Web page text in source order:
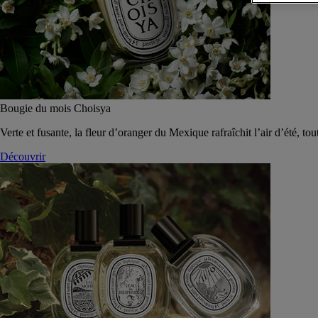
Bougie du mois Choisya
Verte et fusante, la fleur d’oranger du Mexique rafraîchit l’air d’été,
Découvrir